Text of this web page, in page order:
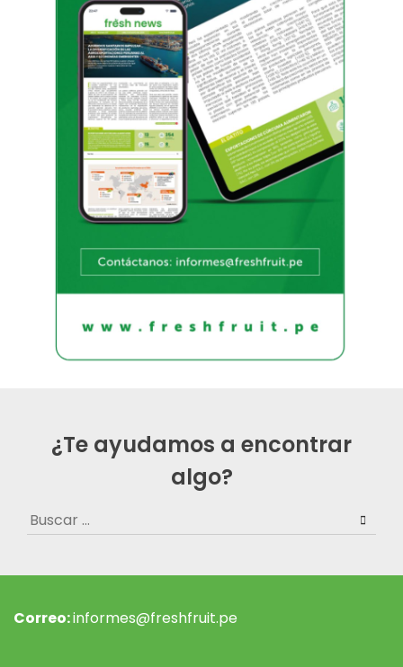
¿Te ayudamos a encontrar
algo?
Buscar:
Correo:informes@freshfruit.pe